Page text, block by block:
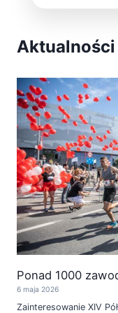
Aktualności
Ponad 1000
6 maja 2026
Zainteresowanie XIV